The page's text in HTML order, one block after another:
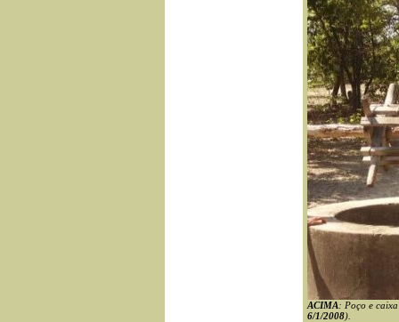
ACIMA: Poço e
6/1/2008).